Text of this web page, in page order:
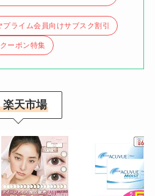
プライム会員向けサブスク割引
クーポン特集
楽天市場